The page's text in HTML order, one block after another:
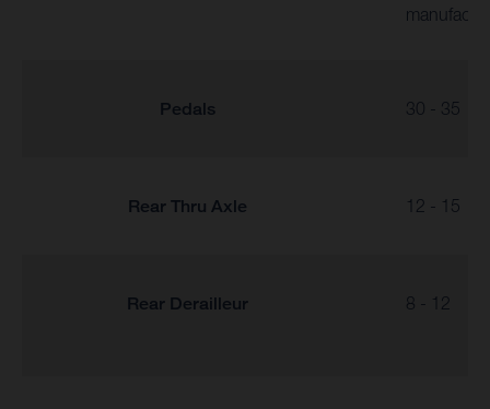
Pedals 30 - 35
Rear Thru Axle 12 - 15
Rear Derailleur 8 - 12